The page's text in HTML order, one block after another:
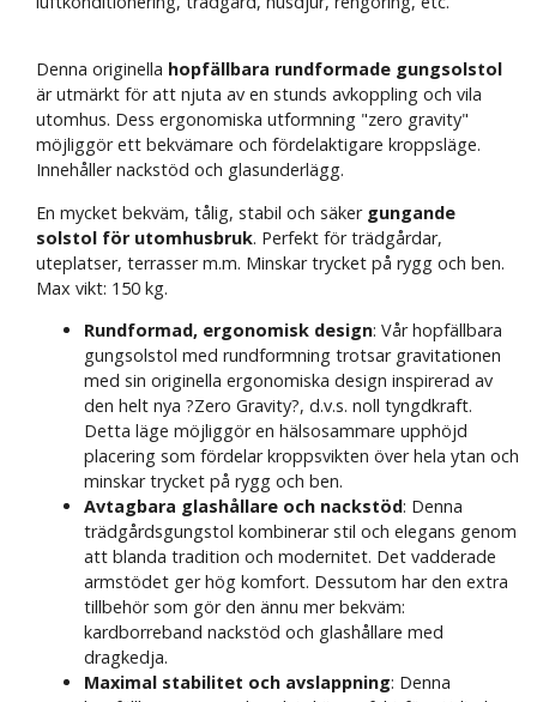
Denna originella hopfällbara rundformade gungsolstol
är utmärkt för att njuta av en stunds avkoppling och vila
utomhus. Dess ergonomiska utformning "zero gravity"
möjliggör ett bekvämare och fördelaktigare kroppsläge.
Innehåller nackstöd och glasunderlägg.
En mycket bekväm, tålig, stabil och säker gungande
solstol för utomhusbruk. Perfekt för trädgårdar,
uteplatser, terrasser m.m. Minskar trycket på rygg och ben.
Max vikt: 150 kg.
Rundformad, ergonomisk design: Vår hopfällbara
gungsolstol med rundformning trotsar gravitationen
med sin originella ergonomiska design inspirerad av
den helt nya ?Zero Gravity?, d.v.s. noll tyngdkraft.
Detta läge möjliggör en hälsosammare upphöjd
placering som fördelar kroppsvikten över hela ytan och
minskar trycket på rygg och ben.
Avtagbara glashållare och nackstöd: Denna
trädgårdsgungstol kombinerar stil och elegans genom
att blanda tradition och modernitet. Det vadderade
armstödet ger hög komfort. Dessutom har den extra
tillbehör som gör den ännu mer bekväm:
kardborreband nackstöd och glashållare med
dragkedja.
Maximal stabilitet och avslappning: Denna